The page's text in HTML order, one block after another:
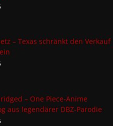
– Texas schränkt den Verkauf
– One Piece-Anime
aus legendärer DBZ-Parodie